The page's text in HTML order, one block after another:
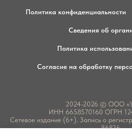
Политика конфиденциальности
Сведения об
Политика
Согласие на обработку
2024-2026 © ООО
ИНН 6658570160 ОГРН
Сетевое издание (6+). Запись о
86836